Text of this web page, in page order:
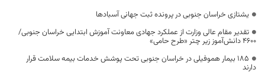
یشتازی خراسان جنوبی در پرونده ثبت جهانی آسبادها
تقدیر مقام عالی وزارت از عملکرد جهادی معاونت آموزش ابتدایی خراسان جنوبی/
۴۶۰۰ دانش‌آموز زیر چتر «طرح حامی»
۱۸۵ بیمار هموفیلی در خراسان جنوبی تحت پوشش خدمات بیمه سلامت قرار
دارند